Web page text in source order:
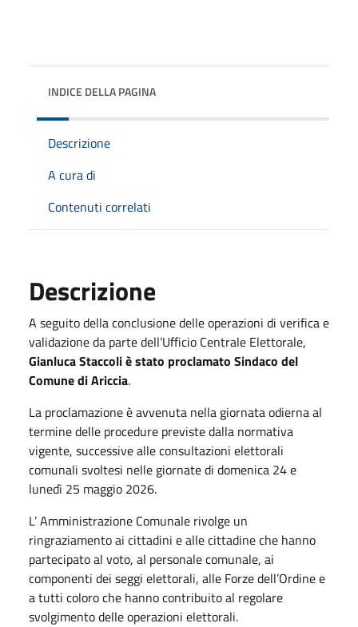
INDICE DELLA PAGINA
Descrizione
A cura di
Contenuti correlati
Descrizione
A seguito della conclusione delle operazioni di verifica e
validazione da parte dell’Ufficio Centrale Elettorale,
Gianluca Staccoli è stato proclamato Sindaco del
Comune di Ariccia.
La proclamazione è avvenuta nella giornata odierna al
termine delle procedure previste dalla normativa
vigente, successive alle consultazioni elettorali
comunali svoltesi nelle giornate di domenica 24 e
lunedì 25 maggio 2026.
L’ Amministrazione Comunale rivolge un
ringraziamento ai cittadini e alle cittadine che hanno
partecipato al voto, al personale comunale, ai
componenti dei seggi elettorali, alle Forze dell’Ordine e
a tutti coloro che hanno contribuito al regolare
svolgimento delle operazioni elettorali.